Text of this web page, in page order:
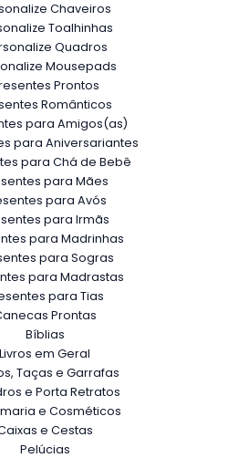
Chaveiros
Toalhinhas
Quadros
Mousepads
Prontos
Românticos
para Amigos(as)
para Aniversariantes
para Chá de Bebê
para Mães
para Avós
para Irmãs
para Madrinhas
para Sogras
para Madrastas
para Tias
Prontas
Bíblias
Livros em Geral
Taças e Garrafas
e Porta Retratos
e Cosméticos
e Cestas
Pelúcias